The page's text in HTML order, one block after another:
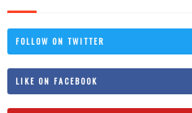
FOLLOW ON TWITTER
LIKE ON FACEBOOK